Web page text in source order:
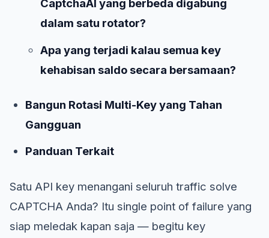
CaptchaAI yang berbeda digabung
dalam satu rotator?
Apa yang terjadi kalau semua key
kehabisan saldo secara bersamaan?
Bangun Rotasi Multi-Key yang Tahan
Gangguan
Panduan Terkait
Satu API key menangani seluruh traffic solve
CAPTCHA Anda? Itu single point of failure yang
siap meledak kapan saja — begitu key